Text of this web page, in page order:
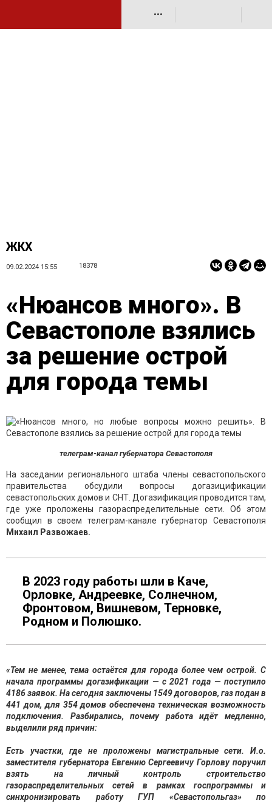
•••
ЖКХ
09.02.2024 15:55 18378
«Нюансов много». В
Севастополе взялись
за решение острой
для города темы
телеграм-канал губернатора Севастополя
На заседании регионального штаба члены севастопольского
правительства обсудили вопросы догазицификации
севастопольских домов и СНТ. Догазификация проводится там,
где уже проложены газораспределительные сети. Об этом
сообщил в своем телеграм-канале губернатор Севастополя
Михаил Развожаев.
В 2023 году работы шли в Каче,
Орловке, Андреевке, Солнечном,
Фронтовом, Вишневом, Терновке,
Родном и Полюшко.
«Тем не менее, тема остаётся для города более чем острой. С
начала программы догазификации — с 2021 года — поступило
4186 заявок. На сегодня заключены 1549 договоров, газ подан в
441 дом, для 354 домов обеспечена техническая возможность
подключения. Разбирались, почему работа идёт медленно,
выделили ряд причин:
Есть участки, где не проложены магистральные сети. И.о.
заместителя губернатора Евгению Сергеевичу Горлову поручил
взять на личный контроль строительство
газораспределительных сетей в рамках госпрограммы и
синхронизировать работу ГУП «Севастопольгаз» по